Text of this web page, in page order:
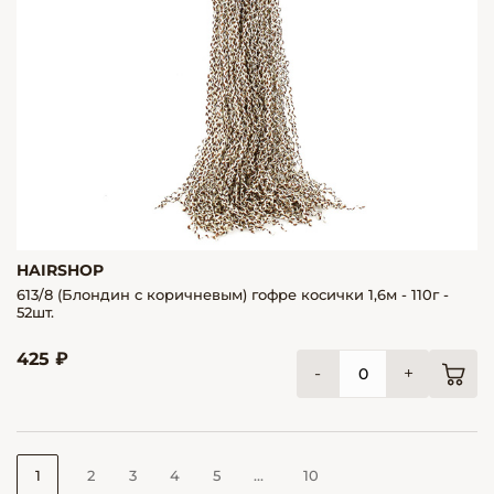
HAIRSHOP
613/8 (Блондин с коричневым) гофре косички 1,6м - 110г -
52шт.
425 ₽
- +
1 2 3 4 5 ... 10